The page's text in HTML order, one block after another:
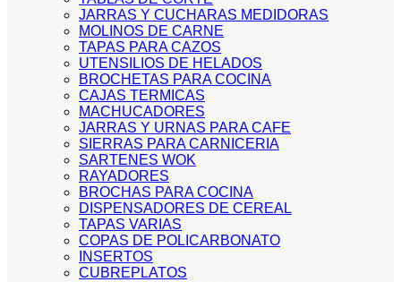
JARRAS Y CUCHARAS MEDIDORAS
MOLINOS DE CARNE
TAPAS PARA CAZOS
UTENSILIOS DE HELADOS
BROCHETAS PARA COCINA
CAJAS TERMICAS
MACHUCADORES
JARRAS Y URNAS PARA CAFE
SIERRAS PARA CARNICERIA
SARTENES WOK
RAYADORES
BROCHAS PARA COCINA
DISPENSADORES DE CEREAL
TAPAS VARIAS
COPAS DE POLICARBONATO
INSERTOS
CUBREPLATOS